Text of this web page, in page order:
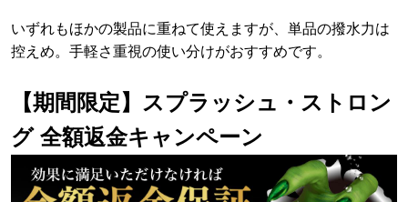
いずれもほかの製品に重ねて使えますが、単品の撥水力は
控えめ。手軽さ重視の使い分けがおすすめです。
【期間限定】スプラッシュ・ストロン
グ 全額返金キャンペーン